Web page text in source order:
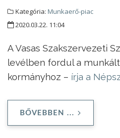
Kategória: Munkaerő-piac
2020.03.22. 11:04
A Vasas Szakszervezeti
levélben fordul a
kormányhoz – írja a
BŐVEBBEN ...